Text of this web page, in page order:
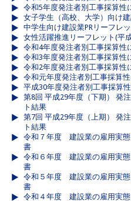
令和5年度発注者別工事採算性
女子学生（高校、大学）向け
中学生向け建設業PRリーフレ
女性活躍推進リーフレット(平
令和4年度発注者別工事採算性
令和3年度発注者別工事採算性
令和2年度発注者別工事採算性
令和元年度発注者別工事採算
平成30年度発注者別工事採算
第8回 平成29年度（下期） 発
ト結果
第7回 平成29年度（上期） 発
ト結果
令和７年度 建設業の雇用実
書
令和６年度 建設業の雇用実
書
令和５年度 建設業の雇用実
書
令和４年度 建設業の雇用実